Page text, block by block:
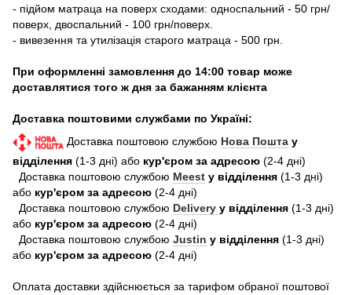
- підйом матраца на поверх сходами: односпальний - 50 грн/
поверх, двоспальний - 100 грн/поверх.
- вивезення та утилізація старого матраца - 500 грн.
При оформленні замовлення до 14:00 товар може
доставлятися того ж дня за бажанням клієнта
Доставка поштовими службами по Україні:
Доставка поштовою службою Нова Пошта у
відділення (1-3 дні) або кур'єром за адресою (2-4 дні)
Доставка поштовою службою Meest у відділення (1-3 дні)
або кур'єром за адресою (2-4 дні)
Доставка поштовою службою Delivery у відділення (1-3 дні)
або кур'єром за адресою (2-4 дні)
Доставка поштовою службою Justin у відділення (1-3 дні)
або кур'єром за адресою (2-4 дні)
Оплата доставки здійснюється за тарифом обраної поштової